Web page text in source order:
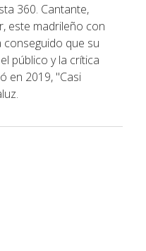
360. Cantante,
este madrileño con
conseguido que su
público y la crítica
en 2019, "Casi